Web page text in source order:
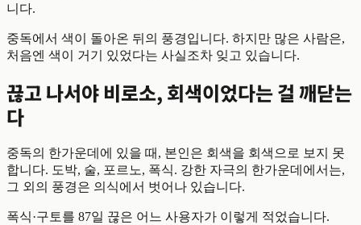
니다.
중독에서 색이 돌아온 뒤의 풍경입니다. 하지만 많은 사람은,
처음엔 색이 거기 있었다는 사실조차 잊고 있습니다.
끊고 나서야 비로소, 회색이었다는 걸 깨닫는
다
중독의 한가운데에 있을 때, 본인은 회색을 회색으로 보지 못
합니다. 도박, 술, 포르노, 폭식. 강한 자극의 한가운데에서는,
그 외의 풍경은 의식에서 벗어나 있습니다.
폭식·구토를 87일 끊은 어느 사용자가 이렇게 적었습니다.